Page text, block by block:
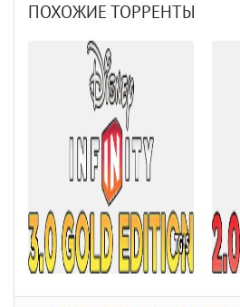
ПОХОЖИЕ ТОРРЕНТЫ